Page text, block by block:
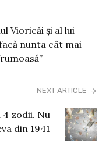
Vioricăi și al lui
nunta cât mai
NEXT ARTICLE
zodii. Nu
din 1941